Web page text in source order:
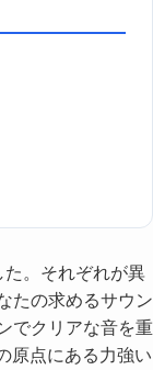
。それぞれが異
たの求めるサウン
でクリアな音を重
原点にある力強い